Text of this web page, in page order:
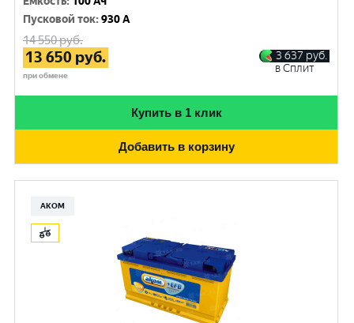
Пусковой ток:930 A
14 550руб.
13 650 руб.
при обмене
3 637 руб.
в Сплит
Купить в 1 клик
Добавить в корзину
АКОМ